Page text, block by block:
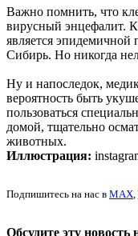
Важно помнить, что
вирусный энцефалит. К
является эпидемичной
Сибирь. Но никогда
Ну и напоследок,
вероятность быть
пользоваться
домой, тщательно
животных.
Иллюстрация:
Подпишитесь на нас в MAX,
Обсудите эту новость